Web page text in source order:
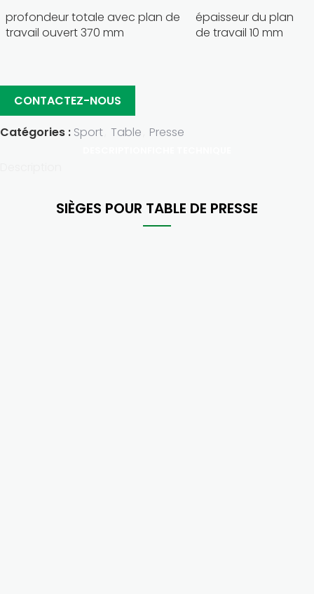
profondeur totale avec plan de
travail ouvert 370 mm
épaisseur du plan
de travail 10 mm
CONTACTEZ-NOUS
Catégories : Sport Table Presse
SIÈGES POUR TABLE DE PRESSE